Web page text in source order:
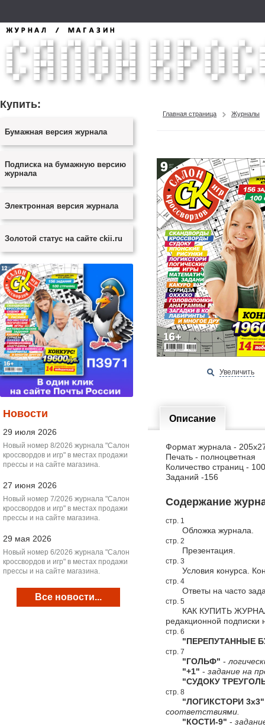
Купить:
Бумажная версия журнала
Подписка на бумажную версию
журнала
Электронная версия журнала
Золотой статус на сайте ckii.ru
Новости
29 июля 2026
Новый номер 8/2026 журнала "Салон
кроссвордов и игр" в местах продажи
прессы и на сайте магазина.
27 июня 2026
Новый номер 7/2026 журнала "Салон
кроссвордов и игр" в местах продажи
прессы и на сайте магазина.
29 мая 2026
Новый номер 6/2026 журнала "Салон
кроссвордов и игр" в местах продажи
прессы и на сайте магазина.
Все новости...
Главная страница Журналы
Увеличить
Описание
Формат журнала -
Печать - полноцветная
Количество страниц - 100
Заданий -156
Содержание
стр. 1
Обложка журнала.
стр. 2
Презентация.
стр. 3
Условия конурса.
стр. 4
Ответы на часто
стр. 5
КАК КУПИТЬ ЖУРНАЛ
редакционной подписки
стр. 6
"ПЕРЕПУТАННЫЕ
стр. 7
"ГОЛЬФ" -
"+1" - задание на
"СУДОКУ
стр. 8
"ЛОГИКСТОРИ 3х3"
соответствиями.
"КОСТИ-9" -